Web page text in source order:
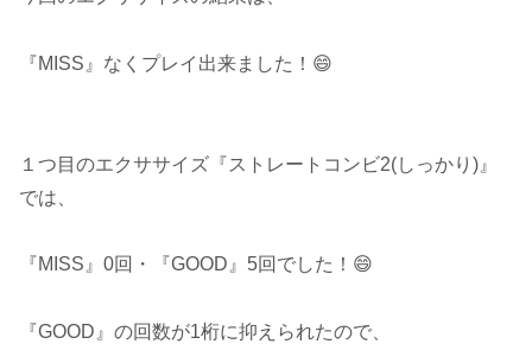
『MISS』なくプレイ出来ました！😄
１つ目のエクササイズ『ストレートコンビ2(しっかり)』
では、
『MISS』0回・『GOOD』5回でした！😄
『GOOD』の回数が1桁に抑えられたので、